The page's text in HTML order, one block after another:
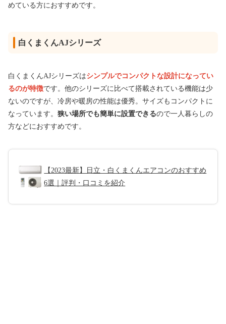
めている方におすすめです。
白くまくんAJシリーズ
白くまくんAJシリーズはシンプルでコンパクトな設計になってい
るのが特徴です。他のシリーズに比べて搭載されている機能は少
ないのですが、冷房や暖房の性能は優秀。サイズもコンパクトに
なっています。 狭い場所でも簡単に設置できるので一人暮らしの
方などにおすすめです。
【2023最新】日立・白くまくんエアコンのおすすめ
6選｜評判・口コミを紹介